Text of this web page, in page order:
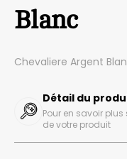
Blanc
Chevaliere Argent
Détail du
Pour en savoir
de votre produit